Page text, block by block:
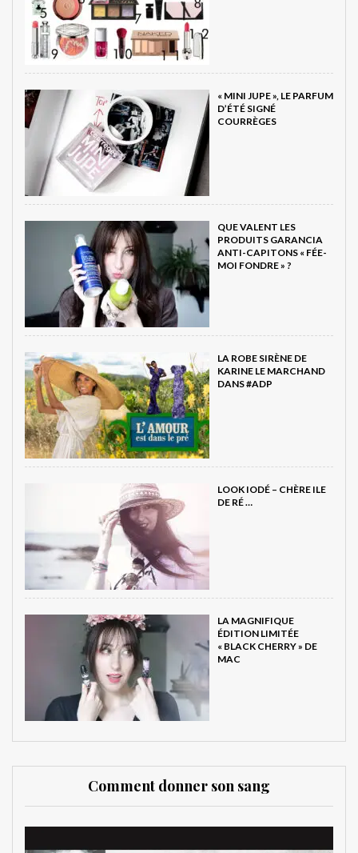
« MINI JUPE », LE PARFUM
D’ÉTÉ SIGNÉ
COURRÈGES
QUE VALENT LES
PRODUITS GARANCIA
ANTI-CAPITONS « FÉE-
MOI FONDRE » ?
LA ROBE SIRÈNE DE
KARINE LE MARCHAND
DANS #ADP
LOOK IODÉ – CHÈRE ILE
DE RÉ …
LA MAGNIFIQUE
ÉDITION LIMITÉE
« BLACK CHERRY » DE
MAC
Comment donner son sang